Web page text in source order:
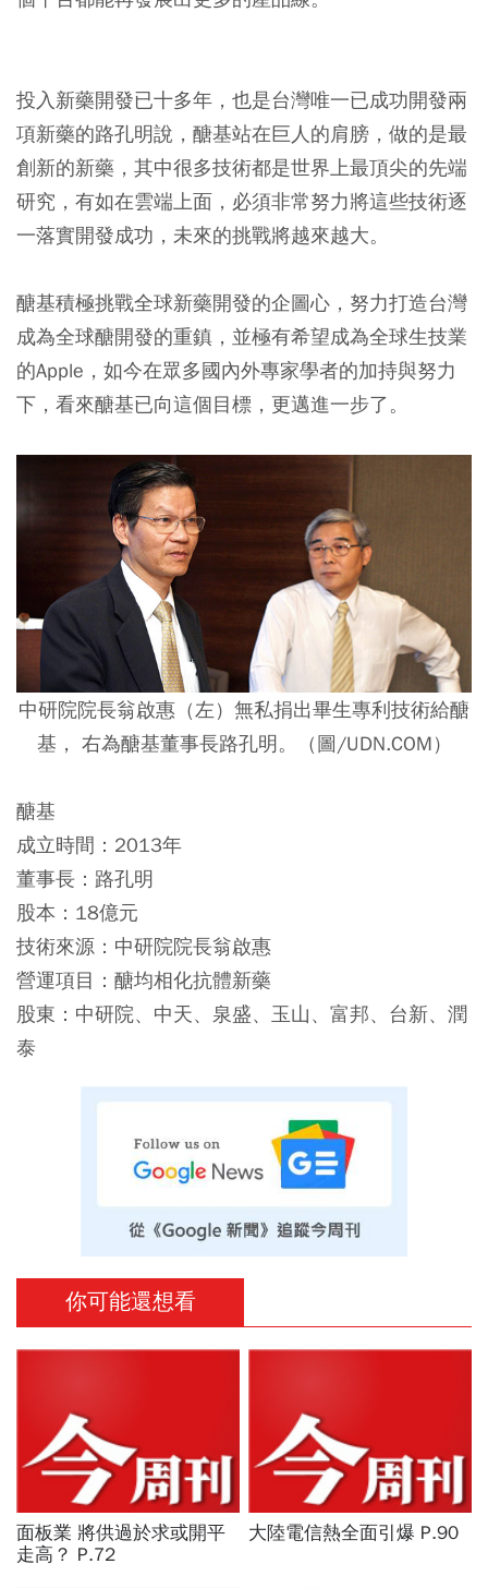
投入新藥開發已十多年，也是台灣唯一已成功開發兩
項新藥的路孔明說，醣基站在巨人的肩膀，做的是最
創新的新藥，其中很多技術都是世界上最頂尖的先端
研究，有如在雲端上面，必須非常努力將這些技術逐
一落實開發成功，未來的挑戰將越來越大。
醣基積極挑戰全球新藥開發的企圖心，努力打造台灣
成為全球醣開發的重鎮，並極有希望成為全球生技業
的Apple，如今在眾多國內外專家學者的加持與努力
下，看來醣基已向這個目標，更邁進一步了。
中研院院長翁啟惠（左）無私捐出畢生專利技術給醣
基， 右為醣基董事長路孔明。（圖/UDN.COM）
醣基
成立時間：2013年
董事長：路孔明
股本：18億元
技術來源：中研院院長翁啟惠
營運項目：醣均相化抗體新藥
股東：中研院、中天、泉盛、玉山、富邦、台新、潤
泰
你可能還想看
面板業 將供過於求或開平
走高？ P.72
大陸電信熱全面引爆 P.90